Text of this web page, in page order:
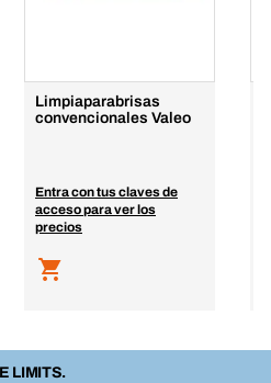
Limpiaparabrisas
convencionales Valeo
Entra con tus claves de
acceso para ver los
precios
LIMITS.